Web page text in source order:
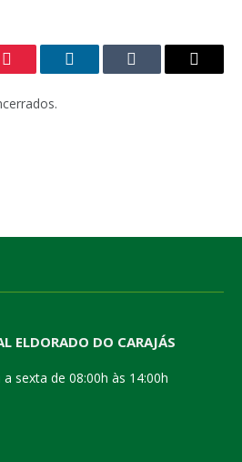
Pinterest LinkedInTumblr
E-
ELDORADO DO CARAJÁS
sexta de 08:00h às 14:00h